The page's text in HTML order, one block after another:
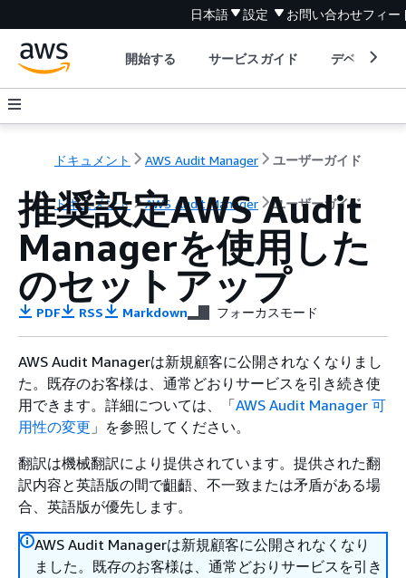
日本語 設定 お問い合わせフィー
開始する サービスガイド デベロッパ
ドキュメント AWS Audit Manager ユーザーガイド
ドキュメント AWS Audit Manager ユーザーガイド
推奨設定AWS Audit
Managerを使用した
のセットアップ
PDF RSS Markdown フォーカスモード
AWS Audit Managerは新規顧客に公開されなくなりまし
た。既存のお客様は、通常どおりサービスを引き続き使
用できます。詳細については、「AWS Audit Manager 可
用性の変更 」を参照してください。
翻訳は機械翻訳により提供されています。提供された翻
訳内容と英語版の間で齟齬、不一致または矛盾がある場
合、英語版が優先します。
AWS Audit Managerは新規顧客に公開されなくなり
ました。既存のお客様は、通常どおりサービスを引き